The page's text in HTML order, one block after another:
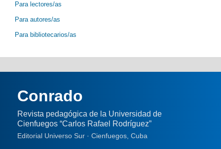
Para lectores/as
Para autores/as
Para bibliotecarios/as
Conrado
Revista pedagógica de la Universidad de
Cienfuegos “Carlos Rafael Rodríguez”
Editorial Universo Sur · Cienfuegos, Cuba